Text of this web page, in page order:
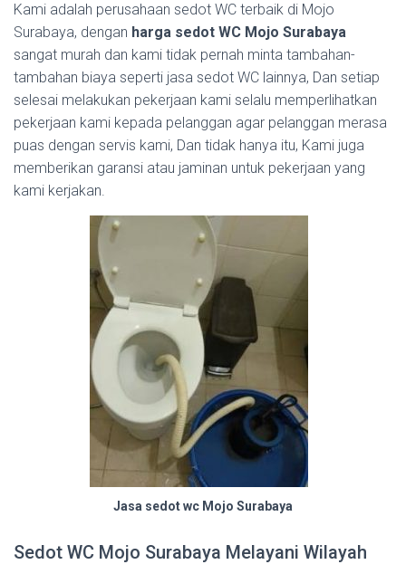
Kami adalah perusahaan sedot WC terbaik di Mojo
Surabaya, dengan harga sedot WC Mojo Surabaya
sangat murah dan kami tidak pernah minta tambahan-
tambahan biaya seperti jasa sedot WC lainnya, Dan setiap
selesai melakukan pekerjaan kami selalu memperlihatkan
pekerjaan kami kepada pelanggan agar pelanggan merasa
puas dengan servis kami, Dan tidak hanya itu, Kami juga
memberikan garansi atau jaminan untuk pekerjaan yang
kami kerjakan.
Jasa sedot wc Mojo Surabaya
Sedot WC Mojo Surabaya Melayani Wilayah